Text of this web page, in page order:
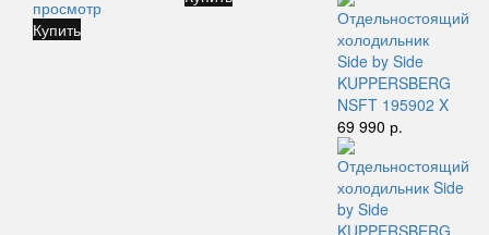
просмотр
Купить
Отдельностоящий
холодильник
Side by Side
KUPPERSBERG
NSFT 195902 X
69 990 р.